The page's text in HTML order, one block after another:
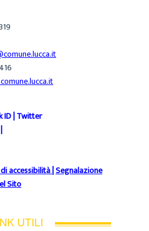
ID|Twitter
|
accessibilità|Segnalazione
Sito
UTILI